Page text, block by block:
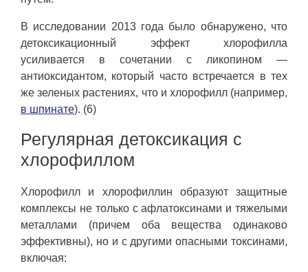
В исследовании 2013 года было обнаружено, что
детоксикационный эффект хлорофилла
усиливается в сочетании с ликопином —
антиоксидантом, который часто встречается в тех
же зеленых растениях, что и хлорофилл (например,
в шпинате). (6)
Регулярная детоксикация с
хлорофиллом
Хлорофилл и хлорофиллин образуют защитные
комплексы не только с афлатоксинами и тяжелыми
металлами (причем оба вещества одинаково
эффективны), но и с другими опасными токсинами,
включая: